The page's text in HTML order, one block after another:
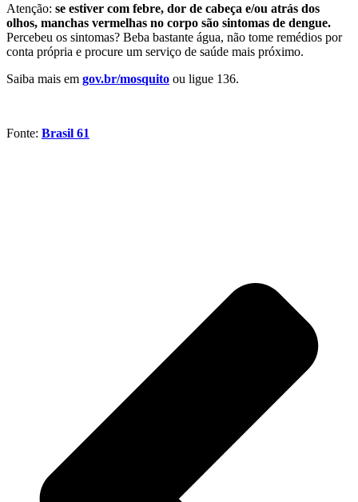
Atenção: se estiver com febre, dor de cabeça e/ou atrás dos
olhos, manchas vermelhas no corpo são sintomas de dengue.
Percebeu os sintomas? Beba bastante água, não tome remédios por
conta própria e procure um serviço de saúde mais próximo.
Saiba mais em gov.br/mosquito ou ligue 136.
Fonte: Brasil 61